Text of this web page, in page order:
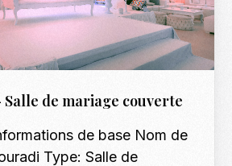
de mariage couverte
de base Nom de
Type: Salle de